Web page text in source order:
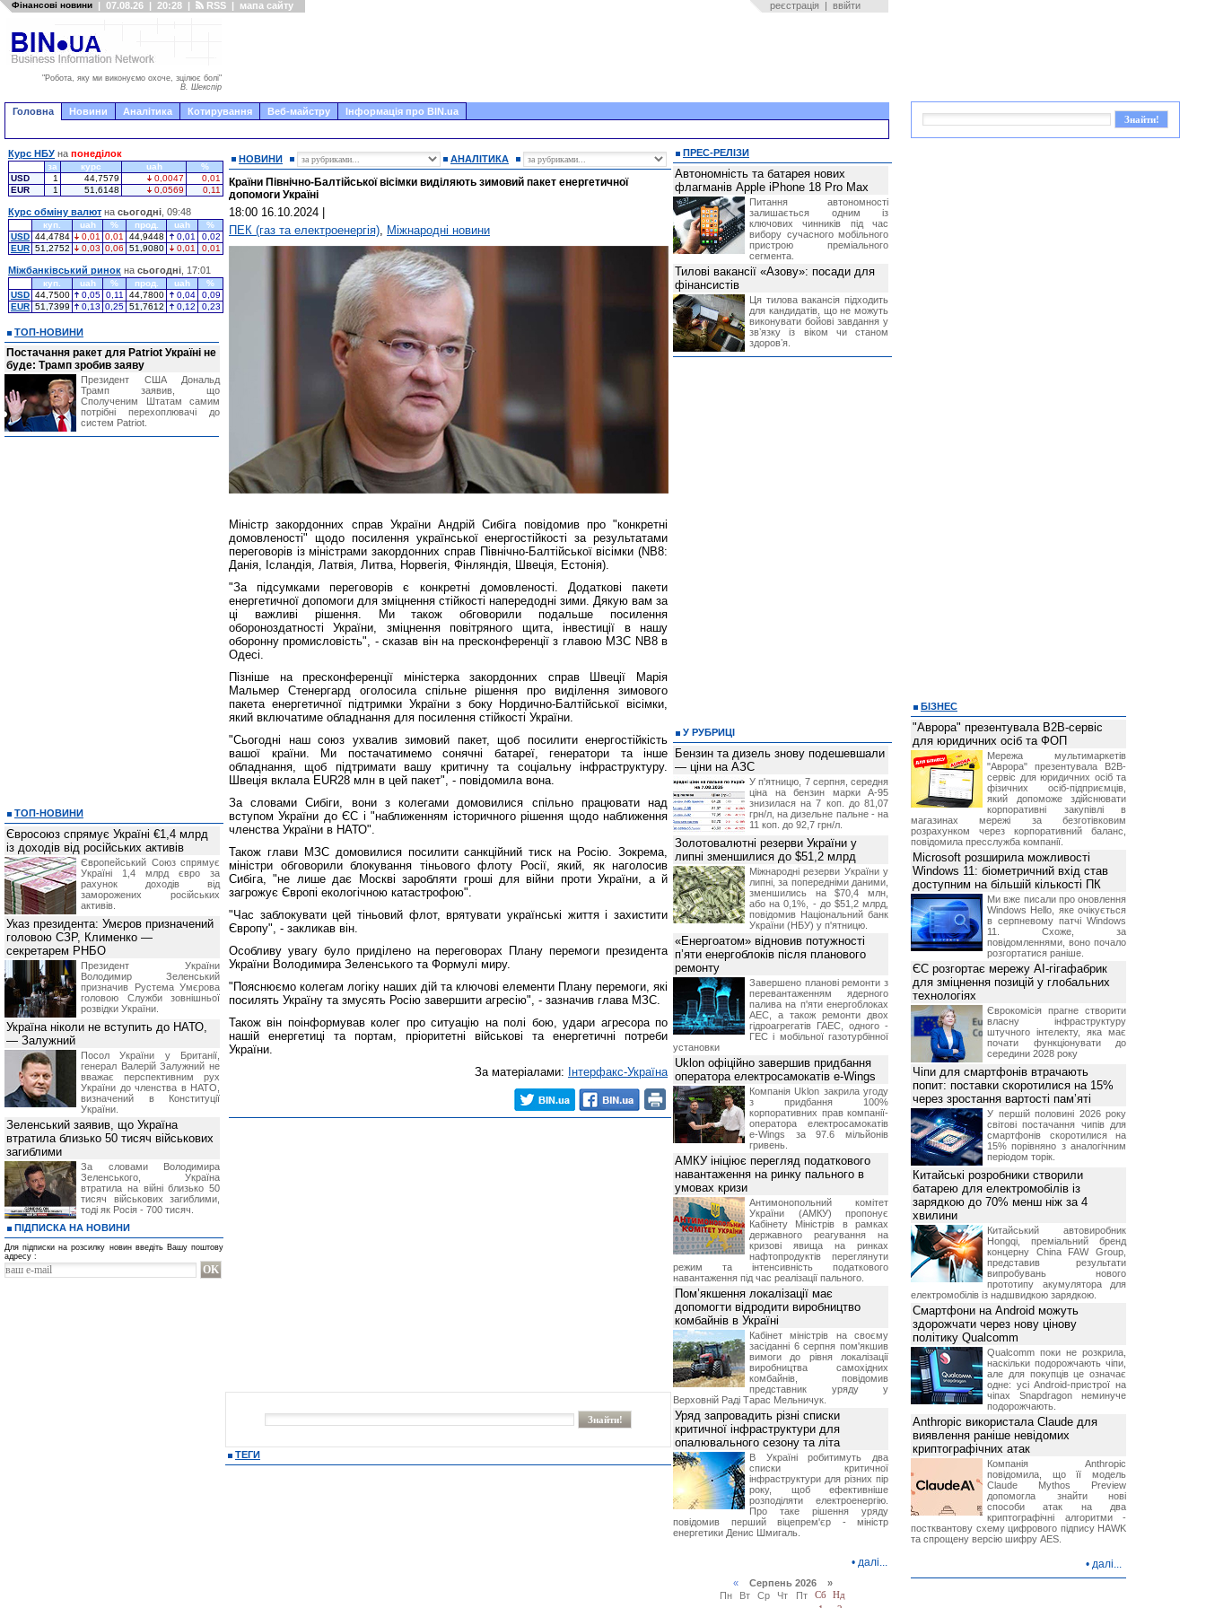
Фінансові новини | 07.08.26 | 20:28 | RSS | мапа сайту реєстрація | ввійти
"Робота, яку ми виконуємо охоче, зцілює болі"
В. Шекспір
Головна Новини Аналітика Котирування Веб-майстру Інформація про BIN.ua
НОВИНИ АНАЛІТИКА
Країни Північно-Балтійської вісімки виділяють зимовий пакет енергетичної
допомоги Україні
18:00 16.10.2024
ПЕК (газ та електроенергія), Міжнародні новини
Міністр закордонних справ України Андрій Сибіга повідомив про "конкретні
домовленості" щодо посилення української енергостійкості за результатами
переговорів із міністрами закордонних справ Північно-Балтійської вісімки (NB8:
Данія, Ісландія, Латвія, Литва, Норвегія, Фінляндія, Швеція, Естонія).
"За підсумками переговорів є конкретні домовленості. Додаткові пакети
енергетичної допомоги для зміцнення стійкості напередодні зими. Дякую вам за
ці важливі рішення. Ми також обговорили подальше посилення
обороноздатності України, зміцнення повітряного щита, інвестиції в нашу
оборонну промисловість", - сказав він на пресконференції з главою МЗС NB8 в
Одесі.
Пізніше на пресконференції міністерка закордонних справ Швеції Марія
Мальмер Стенергард оголосила спільне рішення про виділення зимового
пакета енергетичної підтримки України з боку Нордично-Балтійської вісімки,
який включатиме обладнання для посилення стійкості України.
"Сьогодні наш союз ухвалив зимовий пакет, щоб посилити енергостійкість
вашої країни. Ми постачатимемо сонячні батареї, генератори та інше
обладнання, щоб підтримати вашу критичну та соціальну інфраструктуру.
Швеція вклала EUR28 млн в цей пакет", - повідомила вона.
За словами Сибіги, вони з колегами домовилися спільно працювати над
вступом України до ЄС і "наближенням історичного рішення щодо наближення
членства України в НАТО".
Також глави МЗС домовилися посилити санкційний тиск на Росію. Зокрема,
міністри обговорили блокування тіньового флоту Росії, який, як наголосив
Сибіга, "не лише дає Москві заробляти гроші для війни проти України, а й
загрожує Європі екологічною катастрофою".
"Час заблокувати цей тіньовий флот, врятувати українські життя і захистити
Європу", - закликав він.
Особливу увагу було приділено на переговорах Плану перемоги президента
України Володимира Зеленського та Формулі миру.
"Пояснюємо колегам логіку наших дій та ключові елементи Плану перемоги, які
посилять Україну та змусять Росію завершити агресію", - зазначив глава МЗС.
Також він поінформував колег про ситуацію на полі бою, удари агресора по
нашій енергетиці та портам, пріоритетні військові та енергетичні потреби
України.
За матеріалами: Інтерфакс-Україна
ТЕГИ
Курс НБУ на понеділок
за курс uah
%
USD
1 44,7579 0,0047
0,01
EUR
1 51,6148 0,0569 0,11
Курс обміну валют на сьогодні , 09:48
куп. uah % прод. uah
%
USD 44,4784 0,01 0,01 44,9448 0,01
0,02
EUR 51,2752 0,03 0,06 51,9080 0,01 0,01
Міжбанківський ринок на сьогодні , 17:01
куп. uah % прод. uah
%
USD 44,7500 0,05 0,11 44,7800 0,04
0,09
EUR 51,7399 0,13 0,25 51,7612 0,12 0,23
ТОП-НОВИНИ
Постачання ракет для Patriot Україні не
буде: Трамп зробив заяву
Президент США Дональд
Трамп заявив, що
Сполученим Штатам самим
потрібні перехоплювачі до
систем Patriot.
ТОП-НОВИНИ
Євросоюз спрямує Україні €1,4 млрд
із доходів від російських активів
Європейський Союз спрямує
Україні 1,4 млрд євро за
рахунок доходів від
заморожених російських
активів.
Указ президента: Умєров призначений
головою СЗР, Клименко —
секретарем РНБО
Президент України
Володимир Зеленський
призначив Pустема Умєрова
головою Служби зовнішньої
розвідки України.
Україна ніколи не вступить до НАТО,
— Залужний
Посол України у Британії,
генерал Валерій Залужний не
вважає перспективним рух
України до членства в НАТО,
визначений в Конституції
України.
Зеленський заявив, що Україна
втратила близько 50 тисяч військових
загиблими
За словами Володимира
Зеленського, Україна
втратила на війні близько 50
тисяч військових загиблими,
тоді як Росія - 700 тисяч.
ПІДПИСКА НА НОВИНИ
Для підписки на розсилку новин введіть Вашу поштову
адресу :
ПРЕС-РЕЛІЗИ
Автономність та батарея нових
флагманів Apple iPhone 18 Pro Max
Питання автономності
залишається одним із
ключових чинників під час
вибору сучасного мобільного
пристрою преміального
сегмента.
Тилові вакансії «Азову»: посади для
фінансистів
Ця тилова вакансія підходить
для кандидатів, що не можуть
виконувати бойові завдання у
звʼязку із віком чи станом
здоровʼя.
У РУБРИЦІ
Бензин та дизель знову подешевшали
— ціни на АЗС
У п'ятницю, 7 серпня, середня
ціна на бензин марки А-95
знизилася на 7 коп. до 81,07
грн/л, на дизельне пальне - на
11 коп. до 92,7 грн/л.
Золотовалютні резерви України у
липні зменшилися до $51,2 млрд
Міжнародні резерви України у
липні, за попередніми даними,
зменшились на $70,4 млн,
або на 0,1%, - до $51,2 млрд,
повідомив Національний банк
України (НБУ) у п'ятницю.
«Енергоатом» відновив потужності
п’яти енергоблоків після планового
ремонту
Завершено планові ремонти з
перевантаженням ядерного
палива на п'яти енергоблоках
АЕС, а також ремонти двох
гідроагрегатів ГАЕС, одного -
ГЕС і мобільної газотурбінної
установки
Uklon офіційно завершив придбання
оператора електросамокатів e-Wings
Компанія Uklon закрила угоду
з придбання 100%
корпоративних прав компанії-
оператора електросамокатів
e-Wings за 97.6 мільйонів
гривень.
АМКУ ініціює перегляд податкового
навантаження на ринку пального в
умовах кризи
Антимонопольний комітет
України (АМКУ) пропонує
Кабінету Міністрів в рамках
державного реагування на
кризові явища на ринках
нафтопродуктів переглянути
режим та інтенсивність податкового
навантаження під час реалізації пального.
Пом’якшення локалізації має
допомогти відродити виробництво
комбайнів в Україні
Кабінет міністрів на своєму
засіданні 6 серпня пом'якшив
вимоги до рівня локалізації
виробництва самохідних
комбайнів, повідомив
представник уряду у
Верховній Раді Тарас Мельничук.
Уряд запровадить різні списки
критичної інфраструктури для
опалювального сезону та літа
В Україні робитимуть два
списки критичної
інфраструктури для різних пір
року, щоб ефективніше
розподіляти електроенергію.
Про таке рішення уряду
повідомив перший віцепрем'єр - міністр
енергетики Денис Шмигаль.
• далі...
«Серпень 2026 »
Пн
Вт Ср Чт Пт Сб
Нд
БІЗНЕС
"Аврора" презентувала B2B-сервіс
для юридичних осіб та ФОП
Мережа мультимаркетів
"Аврора" презентувала B2B-
сервіс для юридичних осіб та
фізичних осіб-підприємців,
який допоможе здійснювати
корпоративні закупівлі в
магазинах мережі за безготівковим
розрахунком через корпоративний баланс,
повідомила пресслужба компанії.
Microsoft розширила можливості
Windows 11: біометричний вхід став
доступним на більшій кількості ПК
Ми вже писали про оновлення
Windows Hello, яке очікується
в серпневому патчі Windows
11. Схоже, за
повідомленнями, воно почало
розгортатися раніше.
ЄС розгортає мережу AI-гігафабрик
для зміцнення позицій у глобальних
технологіях
Єврокомісія прагне створити
власну інфраструктуру
штучного інтелекту, яка має
почати функціонувати до
середини 2028 року
Чіпи для смартфонів втрачають
попит: поставки скоротилися на 15%
через зростання вартості пам’яті
У першій половині 2026 року
світові постачання чипів для
смартфонів скоротилися на
15% порівняно з аналогічним
періодом торік.
Китайські розробники створили
батарею для електромобілів із
зарядкою до 70% менш ніж за 4
хвилини
Китайський автовиробник
Hongqi, преміальний бренд
концерну China FAW Group,
представив результати
випробувань нового
прототипу акумулятора для
електромобілів із надшвидкою зарядкою.
Смартфони на Android можуть
здорожчати через нову цінову
політику Qualcomm
Qualcomm поки не розкрила,
наскільки подорожчають чіпи,
але для покупців це означає
одне: усі Android-пристрої на
чіпах Snapdragon неминуче
подорожчають.
Anthropic використала Claude для
виявлення раніше невідомих
криптографічних атак
Компанія Anthropic
повідомила, що її модель
Claude Mythos Preview
допомогла знайти нові
способи атак на два
криптографічні алгоритми -
постквантову схему цифрового підпису HAWK
та спрощену версію шифру AES.
• далі...